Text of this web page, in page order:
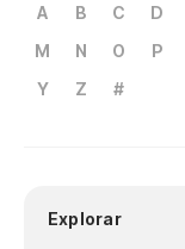
A B C D
M
N O P
Y
Z #
Explorar